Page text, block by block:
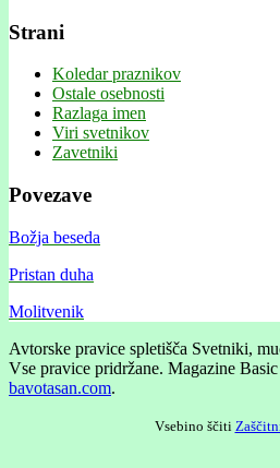
Strani
Koledar praznikov
Ostale osebnosti
Razlaga imen
Viri svetnikov
Zavetniki
Povezave
Božja beseda
Pristan duha
Molitvenik
Avtorske pravice spletišča Svetniki,
Vse pravice pridržane. Magazine
bavotasan.com.
Vsebino ščiti